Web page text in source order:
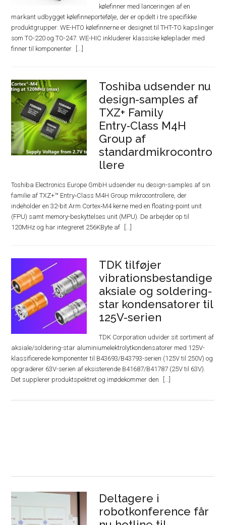
kølefinner med lanceringen af en
markant udbygget kølefinneportefølje, der er opdelt i tre specifikke
produktgrupper: WE-HTO kølefinnerne er designet til THT-TO kapslinger
som TO-220 og TO-247. WE-HIC inkluderer klassiske køleplader med
finner til komponenter
Toshiba udsender nu
design-samples af
TXZ+ Family
Entry‑Class M4H
Group af
standardmikrocontro
llere
Toshiba Electronics Europe GmbH udsender nu design-samples af sin
familie af TXZ+™ Entry‑Class M4H Group mikrocontrollere, der
indeholder en 32-bit Arm Cortex‑M4 kerne med en floating-point unit
(FPU) samt memory-beskyttelses unit (MPU). De arbejder op til
120MHz og har integreret 256KByte af
TDK tilføjer
vibrationsbestandige
aksiale og soldering-
star kondensatorer til
125V-serien
TDK Corporation udvider sit sortiment af
aksiale/soldering-star aluminiumelektrolytkondensatorer med 125V-
klassificerede komponenter til B43693/B43793-serien (125V til 250V) og
opgraderer 63V-serien af ​​eksisterende B41687/B41787 (25V til 63V).
Det supplerer produktspektret og imødekommer den
Deltagere i
robotkonference får